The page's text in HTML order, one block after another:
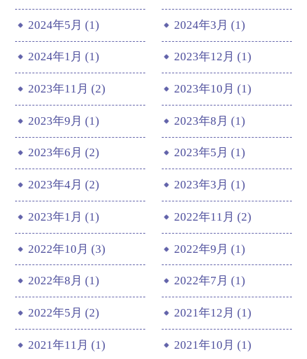
2024年5月 (1) 2024年3月 (1)
2024年1月 (1) 2023年12月 (1)
2023年11月 (2) 2023年10月 (1)
2023年9月 (1) 2023年8月 (1)
2023年6月 (2) 2023年5月 (1)
2023年4月 (2) 2023年3月 (1)
2023年1月 (1) 2022年11月 (2)
2022年10月 (3) 2022年9月 (1)
2022年8月 (1) 2022年7月 (1)
2022年5月 (2) 2021年12月 (1)
2021年11月 (1) 2021年10月 (1)